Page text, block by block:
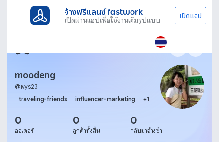
จ้างฟรีแลนซ์ fastwork
เปิดผ่านแอปเพื่อใช้งานเต็มรูปแบบ เปิดแอป
moodeng
@ivys23
traveling-friends
influencer-marketing +1
0
ออเดอร์
0
ลูกค้าทั้งสิ้น
0
กลับมาจ้างซ้ำ